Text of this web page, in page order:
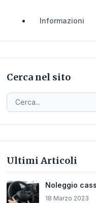
Informazioni
Cerca nel sito
Ultimi Articoli
Noleggio
18 Marzo 2023